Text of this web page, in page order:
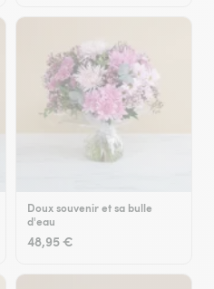
Doux souvenir et sa bulle
d'eau
48,95 €